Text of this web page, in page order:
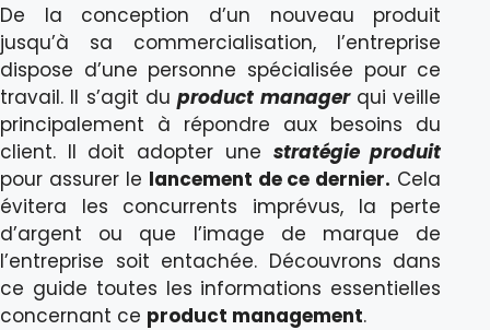
De la conception d’un nouveau produit
jusqu’à sa commercialisation, l’entreprise
dispose d’une personne spécialisée pour ce
travail. Il s’agit duproduct managerqui veille
principalement à répondre aux besoins du
client. Il doit adopter une stratégie produit
pour assurer le lancement de ce dernier. Cela
évitera les concurrents imprévus, la perte
d’argent ou que l’image de marque de
l’entreprise soit entachée. Découvrons dans
ce guide toutes les informations essentielles
concernant ce product management.